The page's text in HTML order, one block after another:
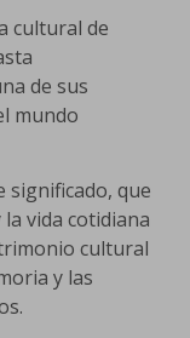
cultural de
de sus
mundo
significado, que
vida cotidiana
cultural
y las